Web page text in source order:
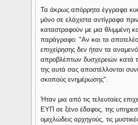
Τα άκρως απόρρητα έγγραφα
μόνο σε ελάχιστα αντίγραφα πριν
καταστραφούν με μια θλιμμένη
παράγραφο: "Αν και τα
επιχείρησης δεν ήταν τα
απροβλέπτων δυσχερειών κατά
της αυτά σας αποστέλλονται
σκοπούς ενημέρωσης".
Ήταν μια από τις τελευταίες
ΕΥΠ σε ξένο έδαφος, της
ομιχλώδεις αρχηγούς, τις